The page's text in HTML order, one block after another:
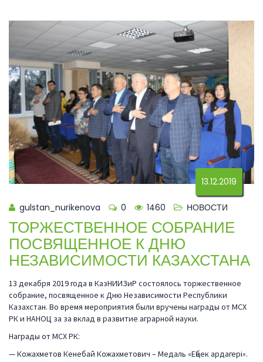
13.12.2019
gulstan_nurikenova 0 1460 НОВОСТИ
ТОРЖЕСТВЕННОЕ СОБРАНИЕ
ПОСВЯЩЕННОЕ К ДНЮ
НЕЗАВИСИМОСТИ КАЗАХСТАНА
13 декабря 2019 года в КазНИИЗиР состоялось торжественное
собрание, посвященное к Дню Независимости Республики
Казахстан. Во время мероприятия были вручены награды от МСХ
РК и НАНОЦ за за вклад в развитие аграрной науки.
Награды от МСХ РК:
— Кожахметов Кенебай Кожахметович – Медаль «Еңбек ардагері».